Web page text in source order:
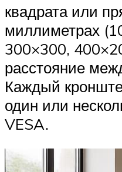
квадрата или
миллиметрах
300×300,
расстояние
Каждый
один или
VESA.